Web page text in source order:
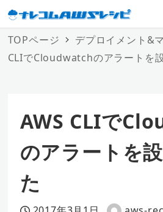
TOPページ デプロイメント&
CLIでCloudwatchのアラートを
AWS CLIで
のアラートを
た